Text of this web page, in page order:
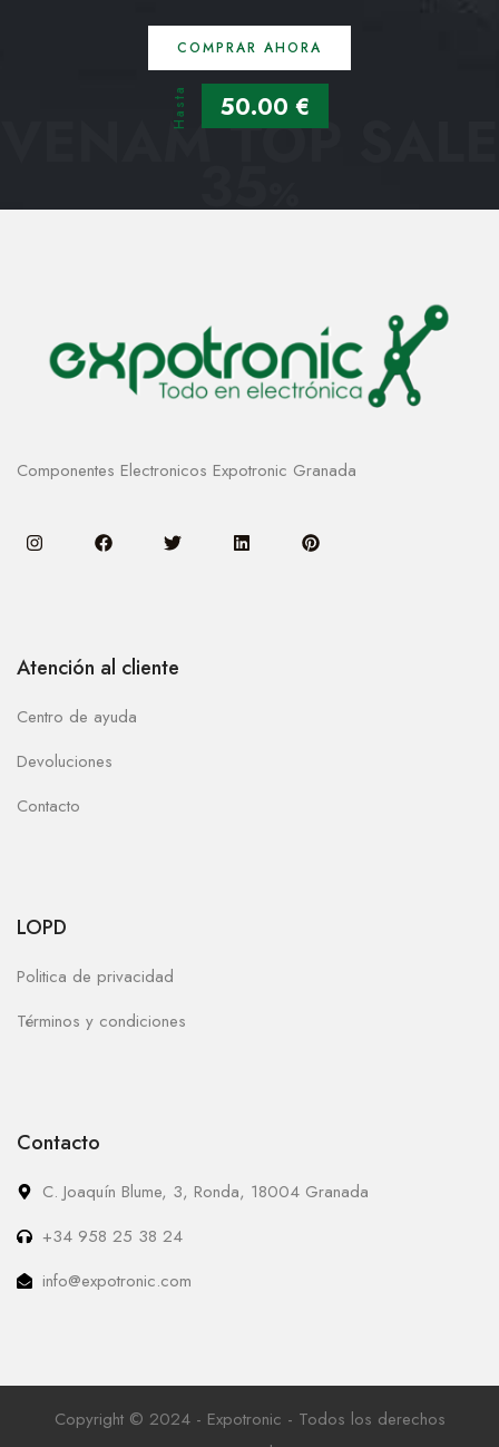
COMPRAR AHORA
Hasta 50.00 €
VENAM TOP SALE
35
Componentes Electronicos Expotronic Granada
Atención al cliente
Centro de ayuda
Devoluciones
Contacto
LOPD
Politica de privacidad
Términos y condiciones
Contacto
C. Joaquín Blume, 3, Ronda, 18004 Granada
+34 958 25 38 24
info@expotronic.com
Copyright © 2024 - Expotronic - Todos los derechos